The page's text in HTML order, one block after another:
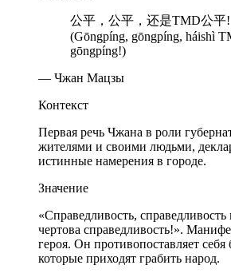
公平，公平，还是TMD公平!
(Gōngpíng, gōngpíng, háishì
gōngpíng!)
— Чжан Мацзы
Контекст
Первая речь Чжана в роли
жителями и своими людьми,
истинные намерения в городе.
Значение
«Справедливость, справедливость
чертова справедливость!».
героя. Он противопоставляет
которые приходят грабить народ.